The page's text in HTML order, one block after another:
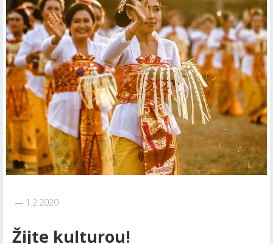
1.2.2020
Žijte kulturou!